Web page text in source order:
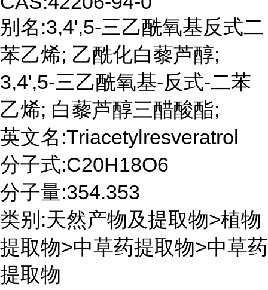
别名:3,4',5-三乙酰氧基反式二
苯乙烯; 乙酰化白藜芦醇;
3,4',5-三乙酰氧基-反式-二苯
乙烯; 白藜芦醇三醋酸酯;
英文名:Triacetylresveratrol
分子式:C20H18O6
分子量:354.353
类别:天然产物及提取物>植物
提取物>中草药提取物>中草药
提取物